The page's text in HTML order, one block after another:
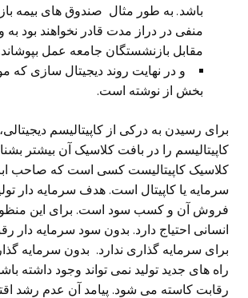
باشد. به طور مثال صندوق های بیمه
منفی‌ در دراز مدت قادر نخواهند بود
مقابل بازنشستگان جامعه عمل بپوشاند.
و در نهایت روند دیجیتال سازی که
بخش از نوشته است.
برای رسیدن به درکی از کاپیتالیسم
کاپیتالیسم را در بافت کلاسیک آن بیشتر
کلاسیک کاپیتالیست کسی‌ است که صاحب
سرمایه یا کاپیتال است. هدف سرمایه دار
فروش آن و کسب سود است. برای این منظور
انسانی‌ احتیاج دارد. بدون سود سرمایه دار
برای سرمایه گذاری ندارد. بدون سرمایه
راه های جدید تولید نمی تواند وجود داشته
رقابت کاسته می‌ شود. پیامد آن عدم رشد